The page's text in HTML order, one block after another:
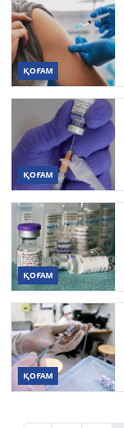
ҚОҒАМ
ҚОҒАМ
ҚОҒАМ
ҚОҒАМ